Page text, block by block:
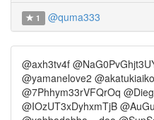
1 @quma333
@axh3tv4f
@yamanelove2
@7Phhym33rVFQrOq
@IOzUT3xDyhxmTjB